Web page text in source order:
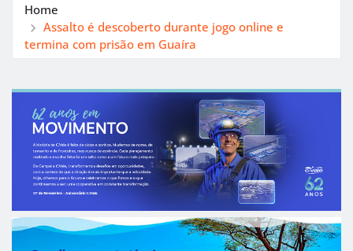
Home
Assalto é descoberto durante jogo online e
termina com prisão em Guaíra